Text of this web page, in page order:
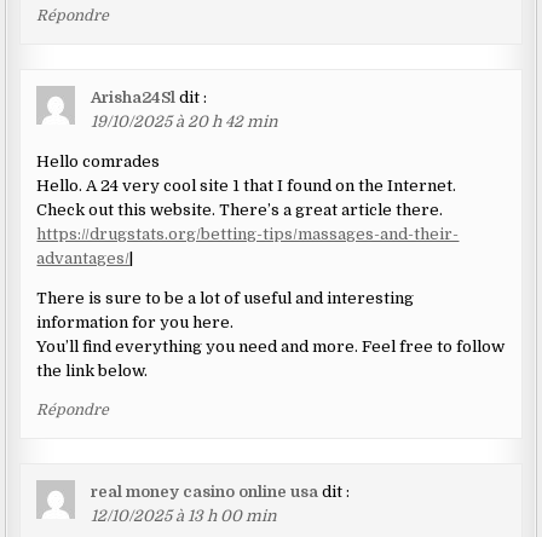
Répondre
Arisha24Sl dit :
19/10/2025 à 20 h 42 min
Hello comrades
Hello. A 24 very cool site 1 that I found on the Internet.
Check out this website. There’s a great article there.
https://drugstats.org/betting-tips/massages-and-their-
advantages/
There is sure to be a lot of useful and interesting
information for you here.
You’ll find everything you need and more. Feel free to follow
the link below.
Répondre
real money casino online usa dit :
12/10/2025 à 13 h 00 min